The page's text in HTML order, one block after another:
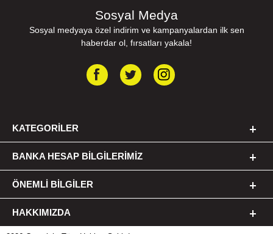
Sosyal Medya
Sosyal medyaya özel indirim ve kampanyalardan ilk sen
haberdar ol, fırsatları yakala!
KATEGORILER
BANKA HESAP BILGILERIMIZ
ÖNEMLI BILGILER
HAKKIMIZDA